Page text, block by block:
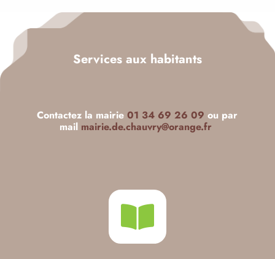
Services aux habitants
Contactez la mairie01 34 69 26 09ou par
mail mairie.de.chauvry@orange.fr
